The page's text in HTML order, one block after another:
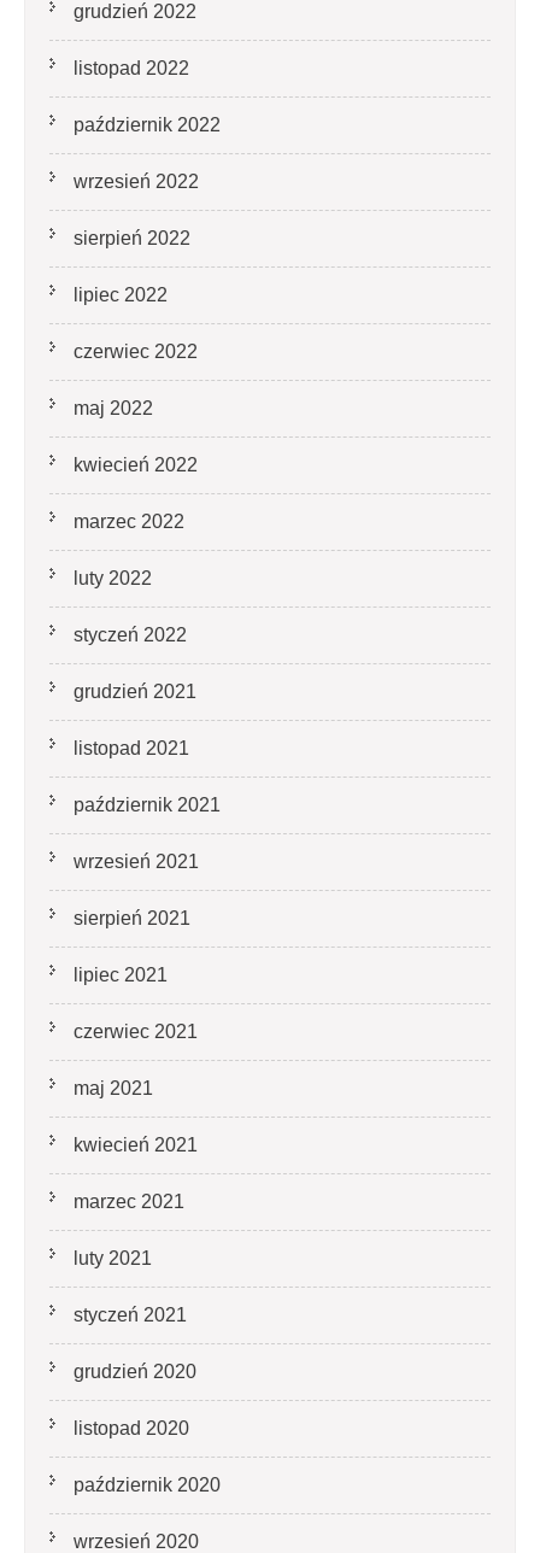
grudzień 2022
listopad 2022
październik 2022
wrzesień 2022
sierpień 2022
lipiec 2022
czerwiec 2022
maj 2022
kwiecień 2022
marzec 2022
luty 2022
styczeń 2022
grudzień 2021
listopad 2021
październik 2021
wrzesień 2021
sierpień 2021
lipiec 2021
czerwiec 2021
maj 2021
kwiecień 2021
marzec 2021
luty 2021
styczeń 2021
grudzień 2020
listopad 2020
październik 2020
wrzesień 2020